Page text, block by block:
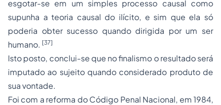
esgotar-se em um simples processo causal como
supunha a teoria causal do ilícito, e sim que ela só
poderia obter sucesso quando dirigida por um ser
humano. [37]
Isto posto, conclui-se que no finalismo o resultado será
imputado ao sujeito quando considerado produto de
sua vontade.
Foi com a reforma do Código Penal Nacional, em 1984,